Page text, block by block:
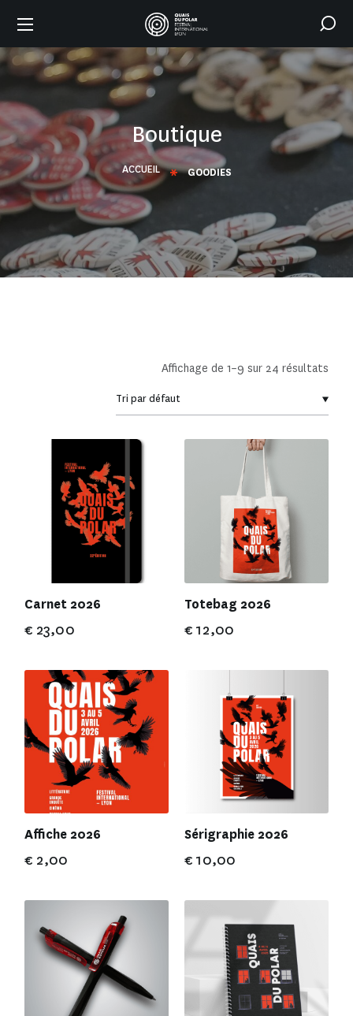
Boutique
ACCUEIL GOODIES
Affichage de 1–9 sur 24 résultats
Carnet 2026
€ 23,00
Totebag 2026
€ 12,00
Affiche 2026
€ 2,00
Sérigraphie 2026
€ 10,00